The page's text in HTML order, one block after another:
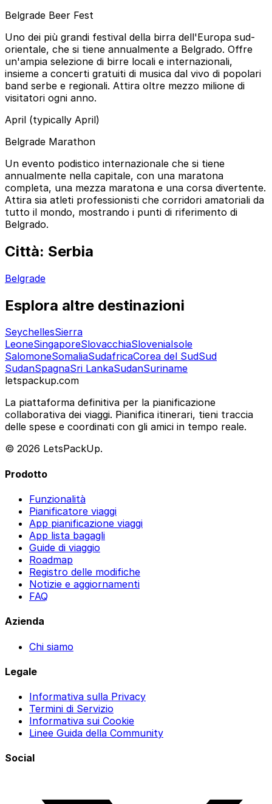
Belgrade Beer Fest
Uno dei più grandi festival della birra dell'Europa sud-
orientale, che si tiene annualmente a Belgrado. Offre
un'ampia selezione di birre locali e internazionali,
insieme a concerti gratuiti di musica dal vivo di popolari
band serbe e regionali. Attira oltre mezzo milione di
visitatori ogni anno.
April (typically April)
Belgrade Marathon
Un evento podistico internazionale che si tiene
annualmente nella capitale, con una maratona
completa, una mezza maratona e una corsa divertente.
Attira sia atleti professionisti che corridori amatoriali da
tutto il mondo, mostrando i punti di riferimento di
Belgrado.
Città: Serbia
Belgrade
Esplora altre destinazioni
SeychellesSierra
LeoneSingaporeSlovacchiaSloveniaIsole
SalomoneSomaliaSudafricaCorea del SudSud
SudanSpagnaSri LankaSudanSuriname
letspackup.com
La piattaforma definitiva per la pianificazione
collaborativa dei viaggi. Pianifica itinerari, tieni traccia
delle spese e coordinati con gli amici in tempo reale.
© 2026 LetsPackUp.
Prodotto
Funzionalità
Pianificatore viaggi
App pianificazione viaggi
App lista bagagli
Guide di viaggio
Roadmap
Registro delle modifiche
Notizie e aggiornamenti
FAQ
Azienda
Chi siamo
Legale
Informativa sulla Privacy
Termini di Servizio
Informativa sui Cookie
Linee Guida della Community
Social